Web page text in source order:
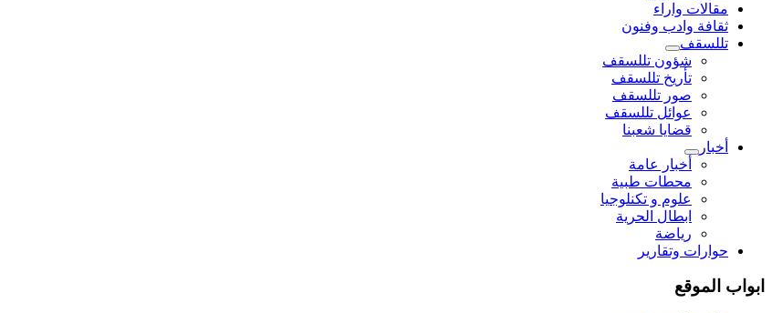
مقالات واراء
ثقافة وادب وفنون
تللسقف
شؤون تللسقف
تأريخ تللسقف
صور تللسقف
عوائل تللسقف
قضايا شعبنا
أخبار
أخبار عامة
محطات طبية
علوم و تکنلوجیا
ابطال الحرية
رياضة
حوارات وتقارير
ابواب الموقع